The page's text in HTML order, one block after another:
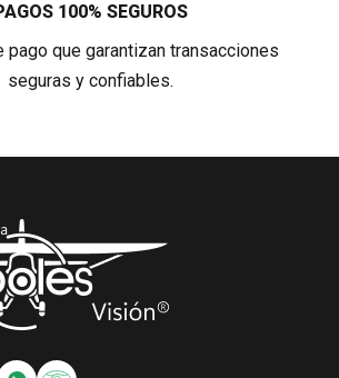
100% SEGUROS
pago que garantizan transacciones
seguras y confiables.